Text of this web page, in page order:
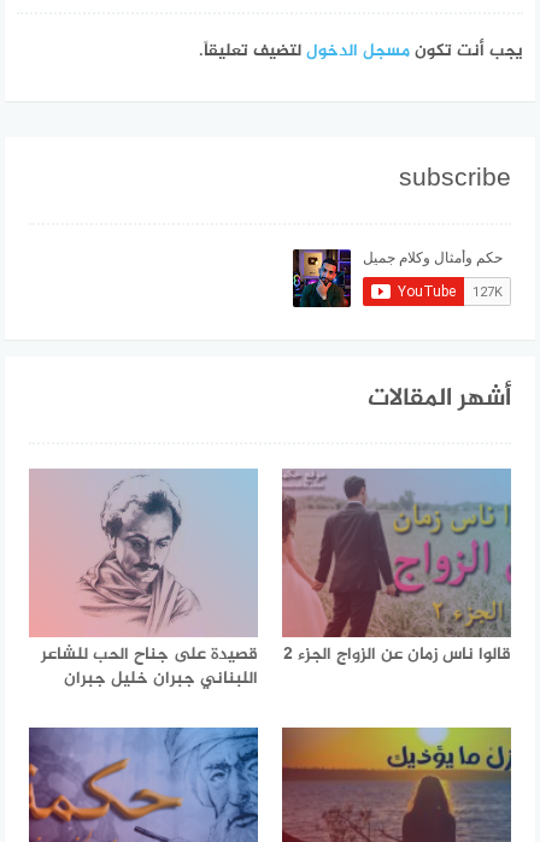
يجب أنت تكونمسجل الدخوللتضيف تعليقاً.
subscribe
أشهر المقالات
قالوا ناس زمان عن الزواج الجزء 2
قصيدة على جناح الحب للشاعر
اللبناني جبران خليل جبران